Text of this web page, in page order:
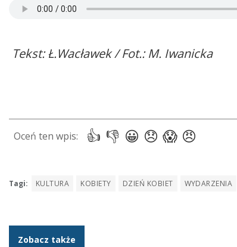
Tekst: Ł.Wacławek / Fot.: M. Iwanicka
Tagi: KULTURA KOBIETY DZIEŃ KOBIET WYDARZENIA
Zobacz także